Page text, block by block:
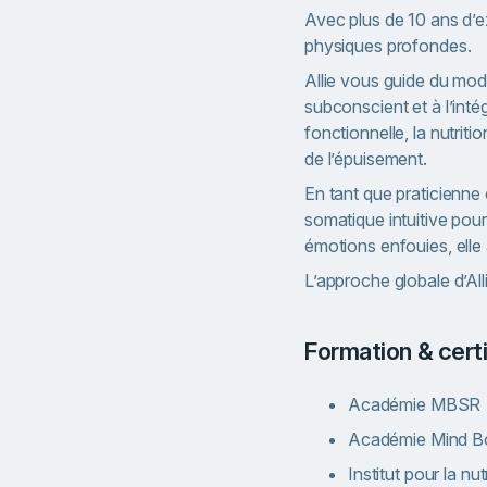
Avec plus de 10 ans
physiques profondes.
Allie vous guide du
subconscient et à
fonctionnelle, la
de l’épuisement.
En tant que
somatique intuitive
émotions enfouies, elle
L’approche globale
Formation &
Académie MBSR
Académie Mind
Institut pour la